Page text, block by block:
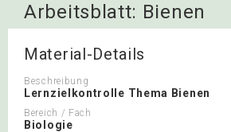
Arbeitsblatt: Bienen
Lernzielkontrolle
Material-Details
Beschreibung
Lernzielkontrolle Thema Bienen
Bereich / Fach
Biologie